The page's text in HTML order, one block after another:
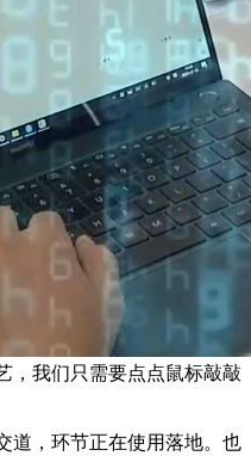
，我们只需要点点鼠标敲敲
，环节正在使用落地。也